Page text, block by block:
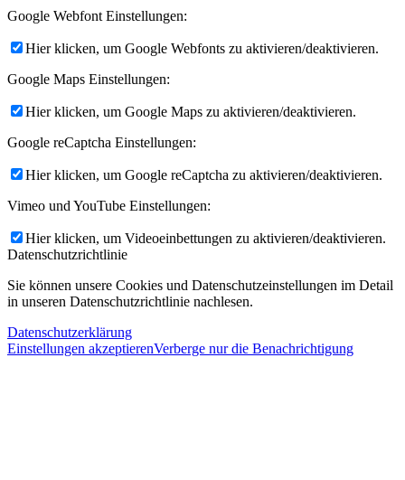
Google Webfont Einstellungen:
Hier klicken, um Google Webfonts zu aktivieren/deaktivieren.
Google Maps Einstellungen:
Hier klicken, um Google Maps zu aktivieren/deaktivieren.
Google reCaptcha Einstellungen:
Hier klicken, um Google reCaptcha zu aktivieren/deaktivieren.
Vimeo und YouTube Einstellungen:
Hier klicken, um Videoeinbettungen zu aktivieren/deaktivieren.
Datenschutzrichtlinie
Sie können unsere Cookies und Datenschutzeinstellungen im Detail
in unseren Datenschutzrichtlinie nachlesen.
Datenschutzerklärung
Einstellungen akzeptierenVerberge nur die Benachrichtigung